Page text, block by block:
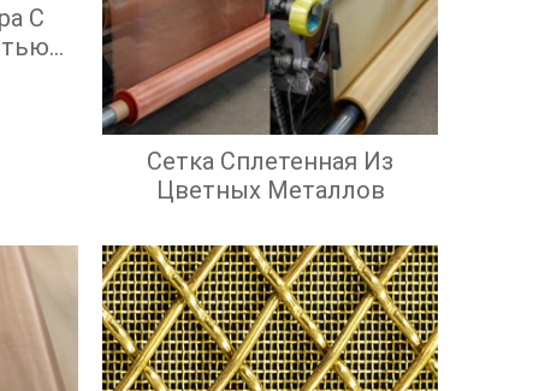
С
Сетка Сплетенная Из
Цветных Металлов